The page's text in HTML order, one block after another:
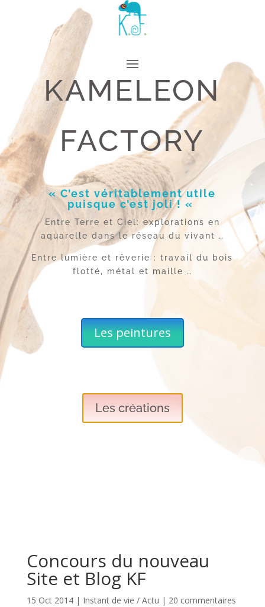
KAMELEON
FACTORY
« C’est véritablement utile
puisque c’est joli ! «
Entre Terre et Ciel: explorations en
aquarelle dans le réseau du vivant …
Entre lumière et rêverie : travail du bois
flotté, métal et maille …
Les peintures
Les créations
Concours du nouveau
Site et Blog KF
15 Oct 2014| Instant de vie / Actu | 20 commentaires